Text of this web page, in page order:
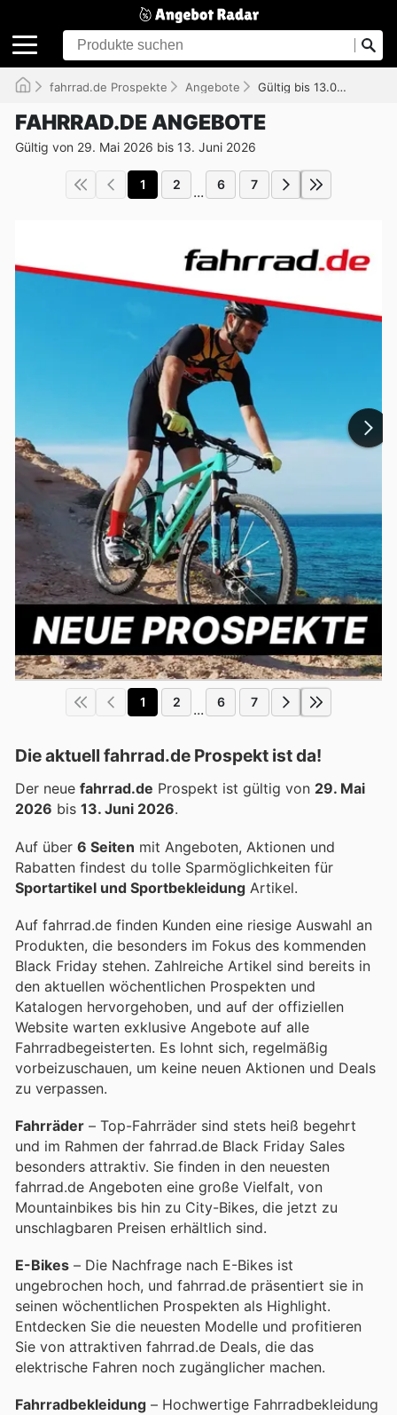
fahrrad.de Prospekte Angebote Gültig bis 13.06.2026
FAHRRAD.DE ANGEBOTE
Gültig von 29. Mai 2026 bis 13. Juni 2026
1 2 ... 6 7
1 2 ... 6 7
Die aktuell fahrrad.de Prospekt ist da!
Der neue fahrrad.de Prospekt ist gültig von 29. Mai
2026 bis 13. Juni 2026.
Auf über 6 Seiten mit Angeboten, Aktionen und
Rabatten findest du tolle Sparmöglichkeiten für
Sportartikel und Sportbekleidung Artikel.
Auf fahrrad.de finden Kunden eine riesige Auswahl an
Produkten, die besonders im Fokus des kommenden
Black Friday stehen. Zahlreiche Artikel sind bereits in
den aktuellen wöchentlichen Prospekten und
Katalogen hervorgehoben, und auf der offiziellen
Website warten exklusive Angebote auf alle
Fahrradbegeisterten. Es lohnt sich, regelmäßig
vorbeizuschauen, um keine neuen Aktionen und Deals
zu verpassen.
Fahrräder – Top-Fahrräder sind stets heiß begehrt
und im Rahmen der fahrrad.de Black Friday Sales
besonders attraktiv. Sie finden in den neuesten
fahrrad.de Angeboten eine große Vielfalt, von
Mountainbikes bis hin zu City-Bikes, die jetzt zu
unschlagbaren Preisen erhältlich sind.
E-Bikes – Die Nachfrage nach E-Bikes ist
ungebrochen hoch, und fahrrad.de präsentiert sie in
seinen wöchentlichen Prospekten als Highlight.
Entdecken Sie die neuesten Modelle und profitieren
Sie von attraktiven fahrrad.de Deals, die das
elektrische Fahren noch zugänglicher machen.
Fahrradbekleidung – Hochwertige Fahrradbekleidung